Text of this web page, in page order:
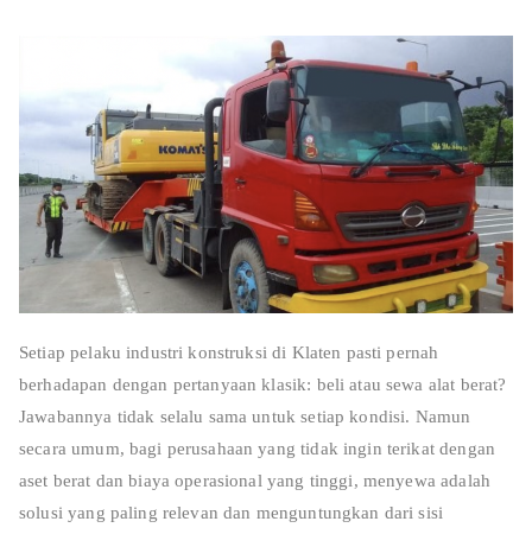
Setiap pelaku industri konstruksi di Klaten pasti pernah
berhadapan dengan pertanyaan klasik: beli atau sewa alat berat?
Jawabannya tidak selalu sama untuk setiap kondisi. Namun
secara umum, bagi perusahaan yang tidak ingin terikat dengan
aset berat dan biaya operasional yang tinggi, menyewa adalah
solusi yang paling relevan dan menguntungkan dari sisi